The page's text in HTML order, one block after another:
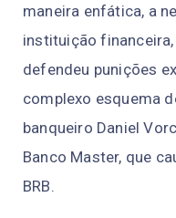
maneira enfática, a
instituição
defendeu punições ex
complexo esquema d
banqueiro Daniel
Banco Master, que c
BRB.